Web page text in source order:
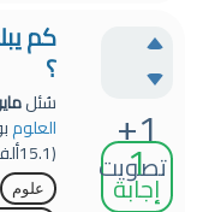
+1
تصويت
1
إجابة
كم
؟
سُئلمايو
العلوم
(15.1ألف
علوم